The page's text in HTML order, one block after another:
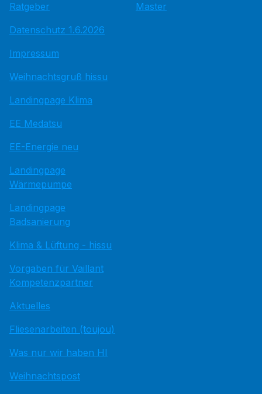
Ratgeber
Datenschutz 1.6.2026
Impressum
Weihnachtsgruß hissu
Landingpage Klima
EE Medatsu
EE-Energie neu
Landingpage
Wärmepumpe
Landingpage
Badsanierung
Klima & Lüftung - hissu
Vorgaben für Vaillant
Kompetenzpartner
Aktuelles
Fliesenarbeiten (toujou)
Was nur wir haben HI
Weihnachtspost
Master